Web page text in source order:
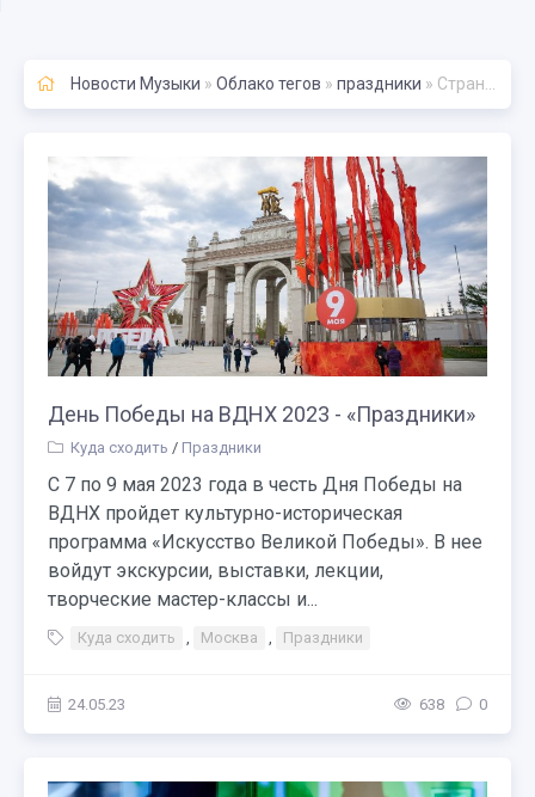
Новости Музыки » Облако тегов » праздники » Страница 10
День Победы на ВДНХ 2023 - «Праздники»
Куда сходить / Праздники
С 7 по 9 мая 2023 года в честь Дня Победы на
ВДНХ пройдет культурно-историческая
программа «Искусство Великой Победы». В нее
войдут экскурсии, выставки, лекции,
творческие мастер-классы и...
Куда сходить , Москва , Праздники
24.05.23 638 0